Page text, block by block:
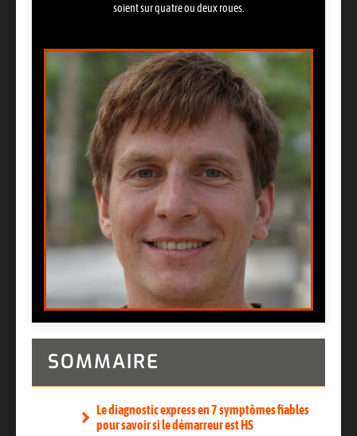
soient sur quatre ou deux roues.
SOMMAIRE
Le diagnostic express en 7 symptômes fiables
pour savoir si le démarreur est HS